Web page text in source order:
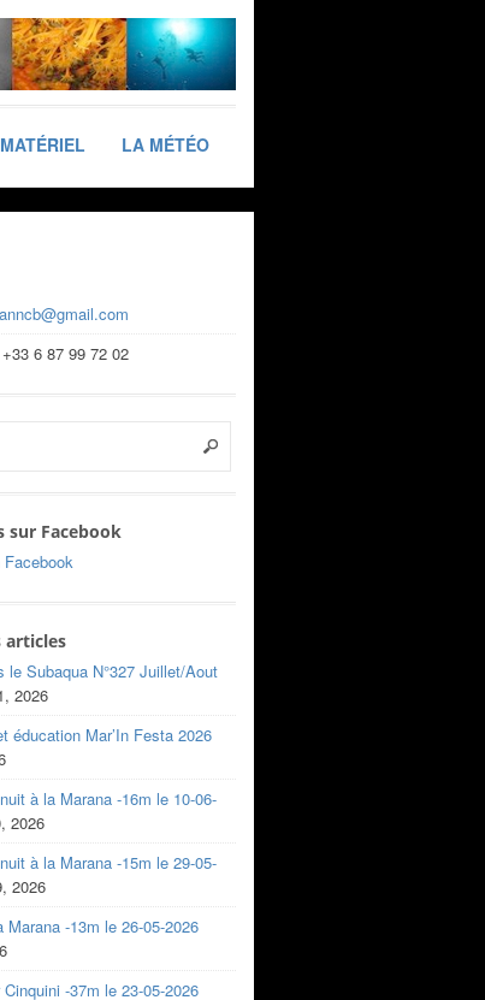
LA MÉTÉO
6 87 99 72 02
sur Facebook
articles
le Subaqua N°327 Juillet/Aout
2026
éducation Mar’In Festa 2026
à la Marana -16m le 10-06-
2026
à la Marana -15m le 29-05-
2026
Marana -13m le 26-05-2026
-37m le 23-05-2026